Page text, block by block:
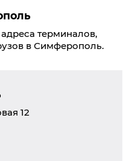
терминалов,
в Симферополь.
12